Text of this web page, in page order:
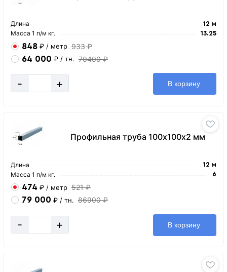
Длина 12 м
Масса 1 п/м кг. 13.25
848 ₽ / метр 933 ₽
64 000 ₽ / тн. 70400 ₽
- + В корзину
Профильная труба 100х100х2 мм
Длина 12 м
Масса 1 п/м кг. 6
474 ₽ / метр 521 ₽
79 000 ₽ / тн. 86900 ₽
- + В корзину